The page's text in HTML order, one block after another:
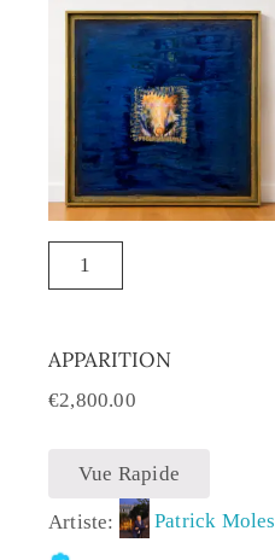
APPARITION
€2,800.00
Vue Rapide
Artiste: Patrick Moles